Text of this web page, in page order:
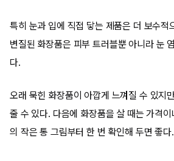
특히 눈과 입에 직접 닿는 제품은 더 보수적
변질된 화장품은 피부 트러블뿐 아니라 눈
다.
오래 묵힌 화장품이 아깝게 느껴질 수 있지
줄 수 있다. 다음에 화장품을 살 때는 가격
의 작은 통 그림부터 한 번 확인해 두면 좋다.